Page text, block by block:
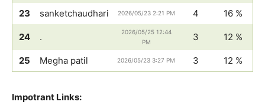
23
sanketchaudhari 2026/05/23 2:21 PM 4 16 %
24 .
2026/05/25 12:44
PM
3 12 %
25 Megha patil 2026/05/23 3:27 PM 3 12 %
Impotrant Links: